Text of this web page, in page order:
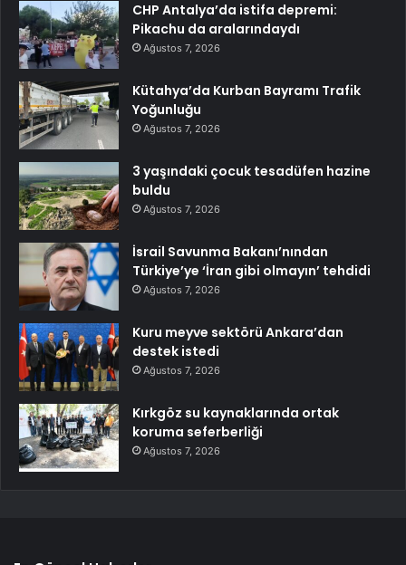
CHP Antalya’da istifa depremi:
Pikachu da aralarındaydı
Ağustos 7, 2026
Kütahya’da Kurban Bayramı Trafik
Yoğunluğu
Ağustos 7, 2026
3 yaşındaki çocuk tesadüfen hazine
buldu
Ağustos 7, 2026
İsrail Savunma Bakanı’nından
Türkiye’ye ‘İran gibi olmayın’ tehdidi
Ağustos 7, 2026
Kuru meyve sektörü Ankara’dan
destek istedi
Ağustos 7, 2026
Kırkgöz su kaynaklarında ortak
koruma seferberliği
Ağustos 7, 2026